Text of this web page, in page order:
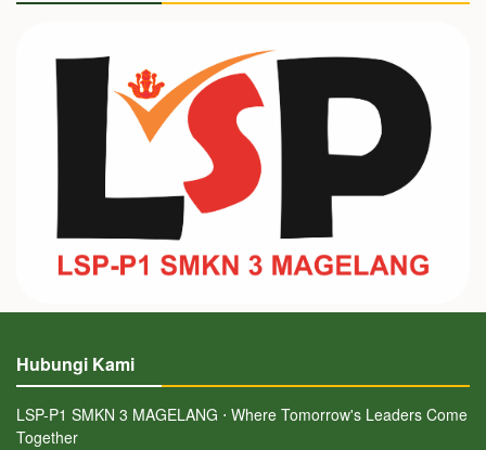
Hubungi Kami
LSP-P1 SMKN 3 MAGELANG ⋅ Where Tomorrow's Leaders Come
Together